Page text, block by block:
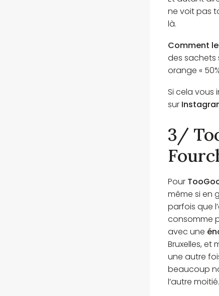
ne voit pas
là.
Comment
des sachets
orange «
Si cela vous
sur
3/
Pour
même si en
parfois que
consomme
avec une
Bruxelles, et
une autre
beaucoup
l’autre moitié.